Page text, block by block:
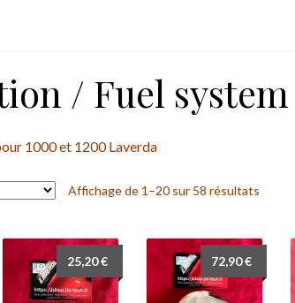
/ Fuel system
1000 et 1200 Laverda
Affichage de 1–20 sur 58 résultats
25,20€ 72,90€